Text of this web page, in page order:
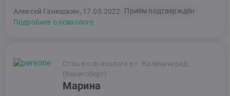
Алексей Ганюшкин, 17.05.2022
Приём подтверждён
Подробнее о психологе
Отзыв о психологе в г. Калининград
(Кенигсберг)
Марина